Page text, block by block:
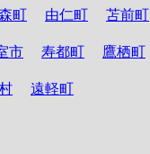
町 由仁町 苫前町
市 寿都町 鷹栖町
遠軽町